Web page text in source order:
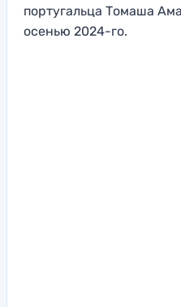
португальца Томаша
осенью 2024-го.